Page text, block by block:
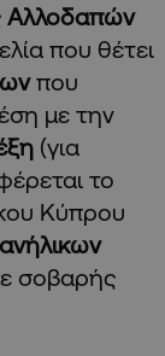
Αλλοδαπών
που θέτει
που
με την
(για
το
Κύπρου
σοβαρής